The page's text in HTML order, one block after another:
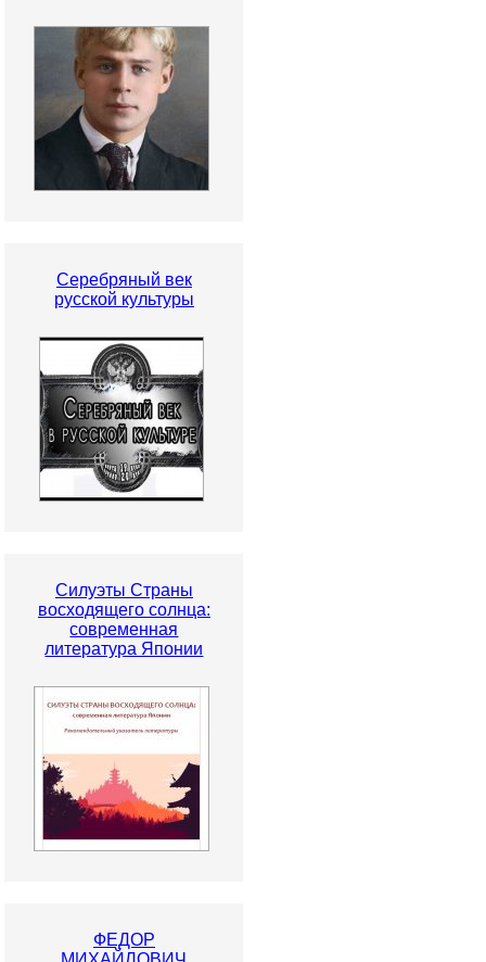
Серебряный век
русской культуры
Силуэты Страны
восходящего солнца:
современная
литература Японии
ФЕДОР